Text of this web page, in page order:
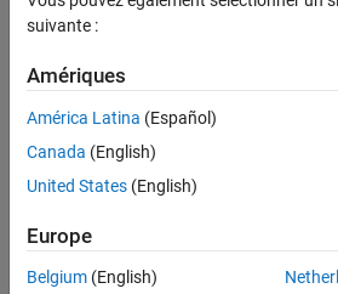
Input Arguments
Examples
bw = bandwidth(waveform)
Description
= bandwidth( waveform
returns
pulses for the phase-coded pulse
bandwidth value is the reciprocal of the
Input Arguments
waveform Phase-
suivante :
Amériques
América Latina (Español)
Canada (English)
United States (English)
Europe
Belgium (English)